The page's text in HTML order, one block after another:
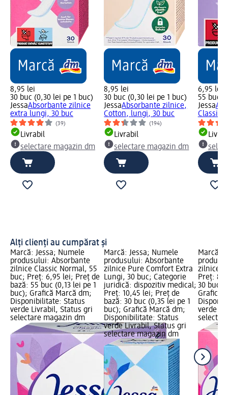
8,95 lei
30 buc (0,30 lei pe 1 buc)
JessaAbsorbante zilnice
extra lungi, 30 buc
(39)
Livrabil
selectare magazin dm
8,95 lei
30 buc (0,30 lei pe 1 buc)
JessaAbsorbante zilnice,
Cotton, lungi, 30 buc
(194)
Livrabil
selectare magazin dm
6,95 lei
55 buc
Jessa
Classic
Alți clienți au cumpărat și
Marcă: Jessa; Numele
produsului: Absorbante
zilnice Classic Normal, 55
buc; Preț: 6,95 lei; Preț de
bază: 55 buc (0,13 lei pe 1
buc); Grafică Marcă dm;
Disponibilitate: Status
verde Livrabil, Status gri
selectare magazin dm
Marcă: Jessa; Numele
produsului: Absorbante
zilnice Pure Comfort Extra
Lungi, 30 buc; Categorie
juridică: dispozitiv medical;
Preț: 10,45 lei; Preț de
bază: 30 buc (0,35 lei pe 1
buc); Grafică Marcă dm;
Disponibilitate: Status
verde Livrabil, Status gri
selectare magazin dm
Marcă:
zilnice
Preț:
30 buc
Grafică
verde